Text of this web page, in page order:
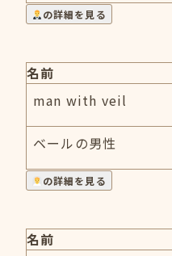
の詳細を見る
名前
man with veil
ベールの男性
の詳細を見る
名前